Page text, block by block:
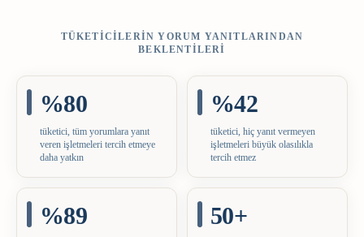
TÜKETICILERIN YORUM YANITLARINDAN
BEKLENTILERI
%80
tüketici, tüm yorumlara yanıt
veren işletmeleri tercih etmeye
daha yatkın
%42
tüketici, hiç yanıt vermeyen
işletmeleri büyük olasılıkla
tercih etmez
%89 50+